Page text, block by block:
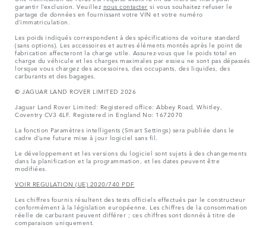
garantir l’exclusion. Veuillez nous contacter si vous souhaitez refuser le
partage de données en fournissant votre VIN et votre numéro
d’immatriculation.
Les poids indiqués correspondent à des spécifications de voiture standard
(sans options). Les accessoires et autres éléments montés après le point de
fabrication affecteront la charge utile. Assurez-vous que le poids total en
charge du véhicule et les charges maximales par essieu ne sont pas dépassés
lorsque vous chargez des accessoires, des occupants, des liquides, des
carburants et des bagages.
© JAGUAR LAND ROVER LIMITED 2026
Jaguar Land Rover Limited: Registered office: Abbey Road, Whitley,
Coventry CV3 4LF. Registered in England No: 1672070
La fonction Paramètres intelligents (Smart Settings) sera publiée dans le
cadre d’une future mise à jour logiciel sans fil.
Le développement et les versions du logiciel sont sujets à des changements
dans la planification et la programmation, et les dates peuvent être
modifiées.
VOIR REGULATION (UE) 2020/740 PDF
Les chiffres fournis résultent des tests officiels effectués par le constructeur
conformément à la législation européenne. Les chiffres de la consommation
réelle de carburant peuvent différer ; ces chiffres sont donnés à titre de
comparaison uniquement.